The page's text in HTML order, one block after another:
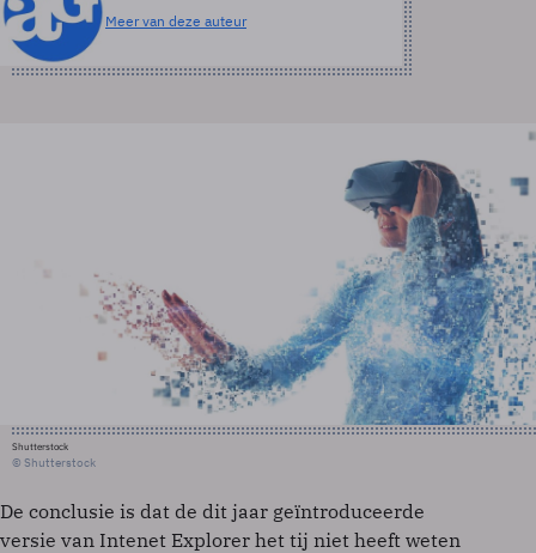
Meer van deze auteur
Shutterstock
© Shutterstock
De conclusie is dat de dit jaar geïntroduceerde
versie van Intenet Explorer het tij niet heeft weten